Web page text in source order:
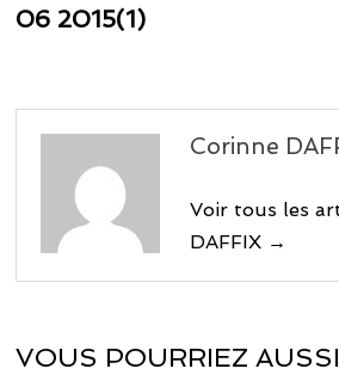
06 2015(1)
Corinne
Voir tous les
DAFFIX →
VOUS POURRIEZ